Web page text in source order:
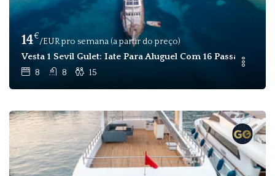
14€
/EUR pro semana (a partir do preço)
Vesta 1 Sevil Gulet: Iate Para Aluguel Com 16 Passageiros
8 8 15